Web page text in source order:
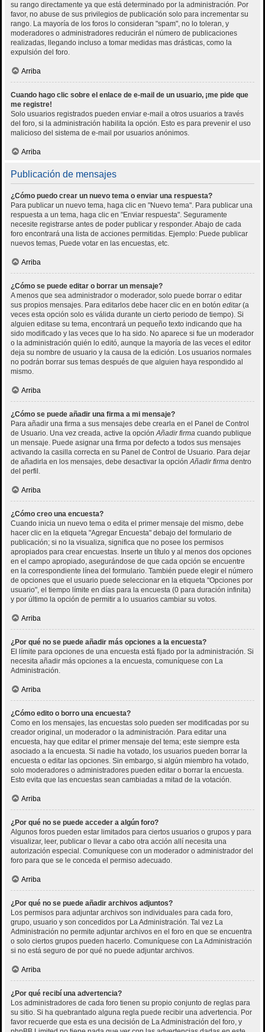
su rango directamente ya que está determinado por la administración. Por
favor, no abuse de sus privilegios de publicación solo para incrementar su
rango. La mayoría de los foros lo consideran "spam", no lo toleran, y
moderadores o administradores reducirán el número de publicaciones
realizadas, llegando incluso a tomar medidas mas drásticas, como la
expulsión del foro.
Arriba
Cuando hago clic sobre el enlace de e-mail de un usuario, ¡me pide que
me registre!
Solo usuarios registrados pueden enviar e-mail a otros usuarios a través
del foro, si la administración habilita la opción. Esto es para prevenir el uso
malicioso del sistema de e-mail por usuarios anónimos.
Arriba
Publicación de mensajes
¿Cómo puedo crear un nuevo tema o enviar una respuesta?
Para publicar un nuevo tema, haga clic en "Nuevo tema". Para publicar una
respuesta a un tema, haga clic en "Enviar respuesta". Seguramente
necesite registrarse antes de poder publicar y responder. Abajo de cada
foro encontrará una lista de acciones permitidas. Ejemplo: Puede publicar
nuevos temas, Puede votar en las encuestas, etc.
Arriba
¿Cómo se puede editar o borrar un mensaje?
A menos que sea administrador o moderador, solo puede borrar o editar
sus propios mensajes. Para editarlos debe hacer clic en en botón editar(a
veces esta opción solo es válida durante un cierto periodo de tiempo). Si
alguien editase su tema, encontrará un pequeño texto indicando que ha
sido modificado y las veces que lo ha sido. No aparece si fue un moderador
o la administración quién lo editó, aunque la mayoría de las veces el editor
deja su nombre de usuario y la causa de la edición. Los usuarios normales
no podrán borrar sus temas después de que alguien haya respondido al
mismo.
Arriba
¿Cómo se puede añadir una firma a mi mensaje?
Para añadir una firma a sus mensajes debe crearla en el Panel de Control
de Usuario. Una vez creada, active la opciónAñadir firma cuando publique
un mensaje. Puede asignar una firma por defecto a todos sus mensajes
activando la casilla correcta en su Panel de Control de Usuario. Para dejar
de añadirla en los mensajes, debe desactivar la opciónAñadir firma dentro
del perfil.
Arriba
¿Cómo creo una encuesta?
Cuando inicia un nuevo tema o edita el primer mensaje del mismo, debe
hacer clic en la etiqueta "Agregar Encuesta" debajo del formulario de
publicación; si no la visualiza, significa que no posee los permisos
apropiados para crear encuestas. Inserte un título y al menos dos opciones
en el campo apropiado, asegurándose de que cada opción se encuentre
en la correspondiente línea del formulario. También puede elegir el número
de opciones que el usuario puede seleccionar en la etiqueta "Opciones por
usuario", el tiempo límite en días para la encuesta (0 para duración infinita)
y por último la opción de permitir a lo usuarios cambiar su votos.
Arriba
¿Por qué no se puede añadir más opciones a la encuesta?
El límite para opciones de una encuesta está fijado por la administración. Si
necesita añadir más opciones a la encuesta, comuníquese con La
Administración.
Arriba
¿Cómo edito o borro una encuesta?
Como en los mensajes, las encuestas solo pueden ser modificadas por su
creador original, un moderador o la administración. Para editar una
encuesta, hay que editar el primer mensaje del tema; este siempre esta
asociado a la encuesta. Si nadie ha votado, los usuarios pueden borrar la
encuesta o editar las opciones. Sin embargo, si algún miembro ha votado,
solo moderadores o administradores pueden editar o borrar la encuesta.
Esto evita que las encuestas sean cambiadas a mitad de la votación.
Arriba
¿Por qué no se puede acceder a algún foro?
Algunos foros pueden estar limitados para ciertos usuarios o grupos y para
visualizar, leer, publicar o llevar a cabo otra acción allí necesita una
autorización especial. Comuníquese con un moderador o administrador del
foro para que se le conceda el permiso adecuado.
Arriba
¿Por qué no se puede añadir archivos adjuntos?
Los permisos para adjuntar archivos son individuales para cada foro,
grupo, usuario y son concedidos por La Administración. Tal vez La
Administración no permite adjuntar archivos en el foro en que se encuentra
o solo ciertos grupos pueden hacerlo. Comuníquese con La Administración
si no está seguro de por qué no puede adjuntar archivos.
Arriba
¿Por qué recibí una advertencia?
Los administradores de cada foro tienen su propio conjunto de reglas para
su sitio. Si ha quebrantado alguna regla puede recibir una advertencia. Por
favor recuerde que esta es una decisión de La Administración del foro, y